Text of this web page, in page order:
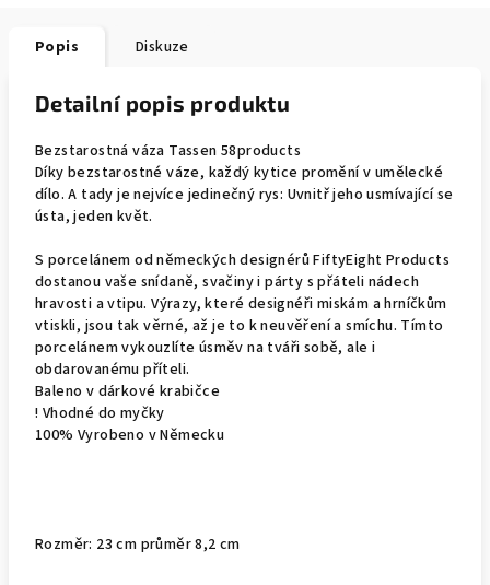
Popis Diskuze
Detailní popis produktu
Bezstarostná váza Tassen 58products
Díky bezstarostné váze, každý kytice promění v umělecké
dílo. A tady je nejvíce jedinečný rys: Uvnitř jeho usmívající se
ústa, jeden květ.
S porcelánem od německých designérů FiftyEight Products
dostanou vaše snídaně, svačiny i párty s přáteli nádech
hravosti a vtipu. Výrazy, které designéři miskám a hrníčkům
vtiskli, jsou tak věrné, až je to k neuvěření a smíchu. Tímto
porcelánem vykouzlíte úsměv na tváři sobě, ale i
obdarovanému příteli.
Baleno v dárkové krabičce
! Vhodné do myčky
100% Vyrobeno v Německu
Rozměr: 23 cm průměr 8,2 cm